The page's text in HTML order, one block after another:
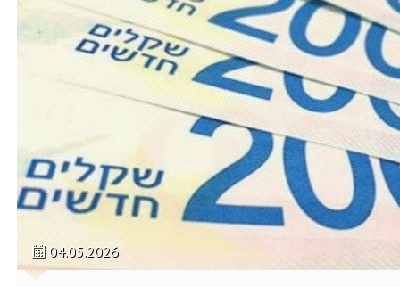
04.05.2026